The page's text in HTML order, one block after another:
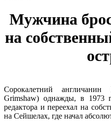
Мужчина
на
Сорокалетний
Grimshaw) однажды, в 1973
редактора и переехал на
на Сейшелах, где начал